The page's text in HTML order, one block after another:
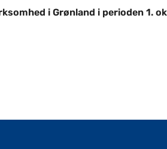
i perioden 1.
i Grønland i perioden 1.